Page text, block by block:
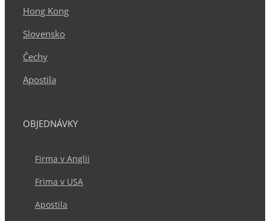
Hong Kong
Slovensko
Čechy
Apostila
OBJEDNÁVKY
Firma v Anglii
Frima v USA
Apostila